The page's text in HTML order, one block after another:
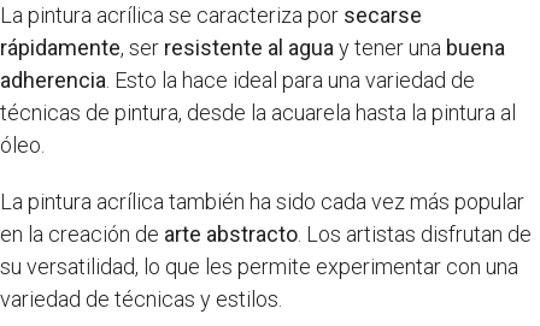
La pintura acrílica se caracteriza por secarse
rápidamente, ser resistente al agua y tener una buena
adherencia . Esto la hace ideal para una variedad de
técnicas de pintura, desde la acuarela hasta la pintura al
óleo.
La pintura acrílica también ha sido cada vez más popular
en la creación de arte abstracto . Los artistas disfrutan de
su versatilidad, lo que les permite experimentar con una
variedad de técnicas y estilos.